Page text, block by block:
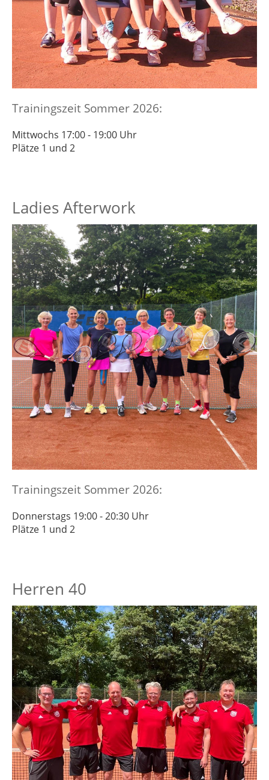
Trainingszeit Sommer 2026:
Mittwochs 17:00 - 19:00 Uhr
Plätze 1 und 2
Ladies Afterwork
Trainingszeit Sommer 2026:
Donnerstags 19:00 - 20:30 Uhr
Plätze 1 und 2
Herren 40